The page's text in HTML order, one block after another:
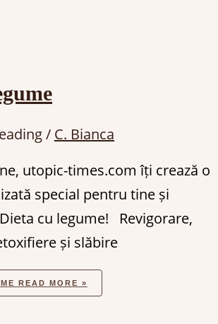
/ C. Bianca
utopic-times.com îți crează o
special pentru tine și
cu legume! Revigorare,
și slăbire
READ MORE »